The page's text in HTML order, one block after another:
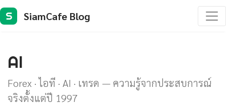
S SiamCafe Blog
AI
Forex · ไอที · AI · เทรด — ความรู้จากประสบการณ์
จริงตั้งแต่ปี 1997